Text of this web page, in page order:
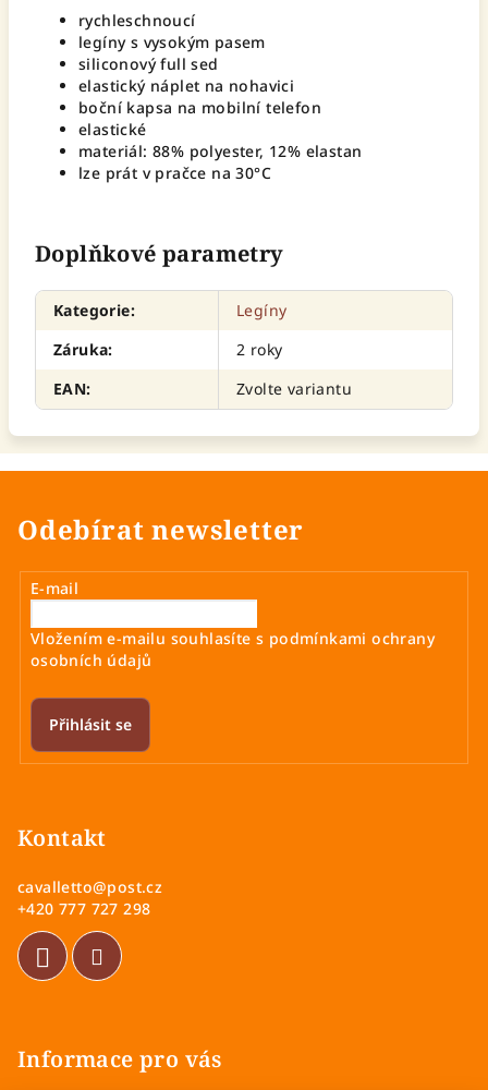
rychleschnoucí
legíny s vysokým pasem
siliconový full sed
elastický náplet na nohavici
boční kapsa na mobilní telefon
elastické
materiál:88% polyester, 12% elastan
lze prát v pračce na 30°C
Doplňkové parametry
Kategorie:
Legíny
Záruka:
2 roky
EAN: Zvolte variantu
Odebírat newsletter
E-mail
Vložením e-mailu souhlasíte s podmínkami ochrany
osobních údajů
Přihlásit se
Kontakt
cavalletto@post.cz
+420 777 727 298
Informace pro vás